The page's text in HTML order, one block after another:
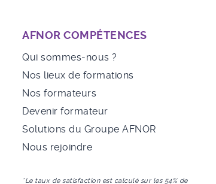
AFNOR COMPÉTENCES
Qui sommes-nous ?
Nos lieux de formations
Nos formateurs
Devenir formateur
Solutions du Groupe AFNOR
Nous rejoindre
*Le taux de satisfaction est calculé sur les 54% de